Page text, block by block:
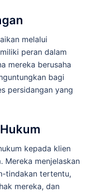
melalui
peran dalam
mereka berusaha
bagi
persidangan yang
kepada klien
Mereka menjelaskan
tindakan tertentu,
mereka, dan